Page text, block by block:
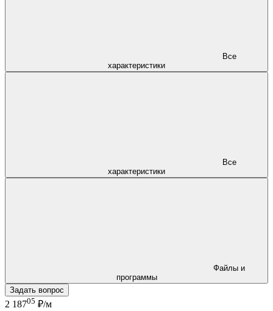
характеристики
характеристики
программы
Задать вопрос
2 18705 ₽/м